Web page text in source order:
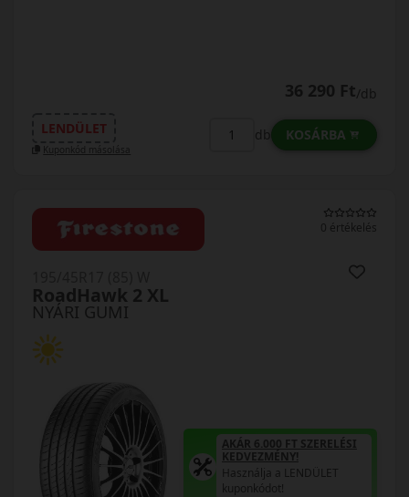
36 290 Ft/db
LENDÜLET
Kuponkód másolása
db KOSÁRBA
0 értékelés
NYÁRI GUMI
RoadHawk 2 XL
AKÁR 6.000 FT SZERELÉSI
KEDVEZMÉNY!
Használja a LENDÜLET
kuponkódot!